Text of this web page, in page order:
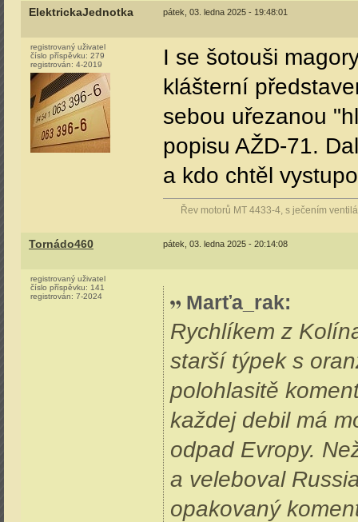
ElektrickaJednotka pátek, 03. ledna 2025 - 19:48:01
registrovaný uživatel
číslo příspěvku: 279
registrován: 4-2019
I se šotouši
klášterní
sebou uřezanou
popisu AŽD-71.
a kdo chtěl
Řev motorů MT 4433-4, s ječením
Tornádo460 pátek, 03. ledna 2025 - 20:14:08
registrovaný uživatel
číslo příspěvku: 141
registrován: 7-2024 Marťa_rak:
Rychlíkem z
starší týpek s
polohlasitě
každej debil má
odpad Evropy.
a veleboval
opakovaný